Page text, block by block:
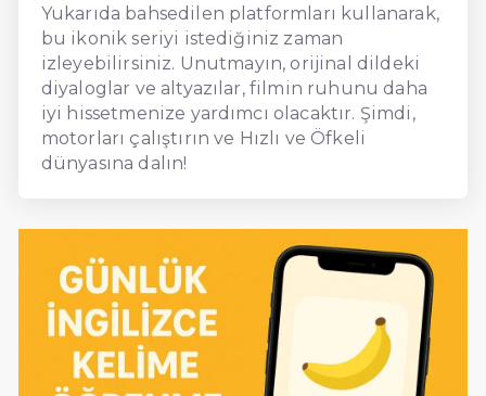
Yukarıda bahsedilen platformları kullanarak,
bu ikonik seriyi istediğiniz zaman
izleyebilirsiniz. Unutmayın, orijinal dildeki
diyaloglar ve altyazılar, filmin ruhunu daha
iyi hissetmenize yardımcı olacaktır. Şimdi,
motorları çalıştırın ve Hızlı ve Öfkeli
dünyasına dalın!